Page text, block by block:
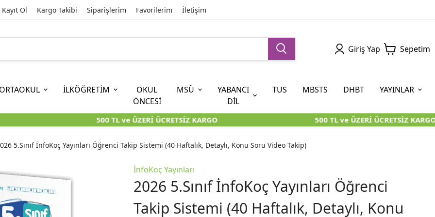
Kayıt Ol Kargo Takibi Siparişlerim Favorilerim İletişim
Giriş Yap Sepetim
11. SINIF
KARA KUTU KİTAPLARI
TYT
KARA KUTU KİTAPLARI
AYT
EĞİTİM BİLİMLERİ
KARA KUTU KİTAPLARI
LİSANS
KARA KUTU KİTAPLARI
ÖABT
ORTAOKUL
6. SINIF (İOKBS)
KARA KUTU KİTAPLARI
5. SINIF (İOKBS)
KARA KUTU KİTAPLARI
İLKÖĞRETİM
OKUL
ÖNCESİ
MSÜ
YABANCI
DİL
TUS MBSTS DHBT YAYINLAR
500 TL ve ÜZERİ ÜCRETSİZ KARGO 500 TL ve ÜZERİ ÜCRETSİZ KARGO
5.Sınıf İnfoKoç Yayınları Öğrenci Takip Sistemi (40 Haftalık, Detaylı, Konu Soru Video Takip)
İnfoKoç Yayınları
2026 5.Sınıf İnfoKoç Yayınları Öğrenci
Takip Sistemi (40 Haftalık, Detaylı, Konu